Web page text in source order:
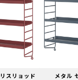
スリョッド メタル